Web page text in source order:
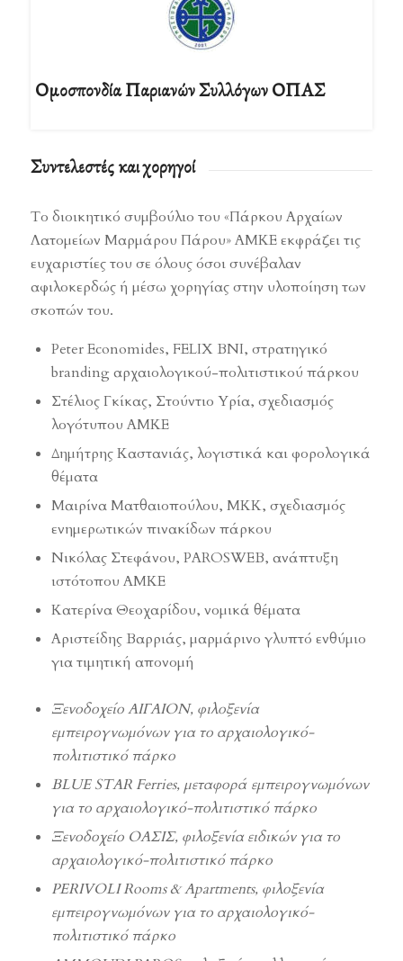
Ομοσπονδία Παριανών Συλλόγων ΟΠΑΣ
Συντελεστές και χορηγοί
Το διοικητικό συμβούλιο του «Πάρκου Αρχαίων
Λατομείων Μαρμάρου Πάρου» ΑΜΚΕ εκφράζει τις
ευχαριστίες του σε όλους όσοι συνέβαλαν
αφιλοκερδώς ή μέσω χορηγίας στην υλοποίηση των
σκοπών του.
Peter Economides, FELIX BNI, στρατηγικό
branding αρχαιολογικού-πολιτιστικού πάρκου
Στέλιος Γκίκας, Στούντιο Υρία, σχεδιασμός
λογότυπου ΑΜΚΕ
Δημήτρης Καστανιάς, λογιστικά και φορολογικά
θέματα
Μαιρίνα Ματθαιοπούλου, ΜΚΚ, σχεδιασμός
ενημερωτικών πινακίδων πάρκου
Νικόλας Στεφάνου, PAROSWEB, ανάπτυξη
ιστότοπου ΑΜΚΕ
Κατερίνα Θεοχαρίδου, νομικά θέματα
Αριστείδης Βαρριάς, μαρμάρινο γλυπτό ενθύμιο
για τιμητική απονομή
Ξενοδοχείο ΑΙΓΑΙΟΝ, φιλοξενία
εμπειρογνωμόνων για το αρχαιολογικό-
πολιτιστικό πάρκο
BLUE STAR Ferries, μεταφορά εμπειρογνωμόνων
για το αρχαιολογικό-πολιτιστικό πάρκο
Ξενοδοχείο ΟΑΣΙΣ, φιλοξενία ειδικών για το
αρχαιολογικό-πολιτιστικό πάρκο
PERIVOLI Rooms & Apartments, φιλοξενία
εμπειρογνωμόνων για το αρχαιολογικό-
πολιτιστικό πάρκο